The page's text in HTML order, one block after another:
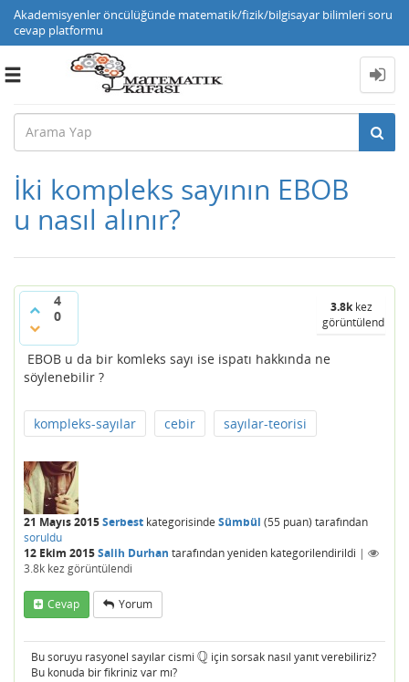
Akademisyenler öncülüğünde matematik/fizik/bilgisayar bilimleri soru
cevap platformu
Toggle
İki kompleks sayının EBOB
u nasıl alınır?
4
0
3.8kkez
görüntülendi
EBOB u da bir komleks sayı ise ispatı hakkında ne
söylenebilir ?
kompleks-sayılar cebir sayılar-teorisi
21 Mayıs 2015Serbest kategorisinde Sümbül (55 puan) tarafından
soruldu
12 Ekim 2015Salih Durhan tarafındanyeniden kategorilendirildi |
3.8k kez görüntülendi
Cevap Yorum
Bu soruyu rasyonel sayılar cismi Q
Q için sorsak nasıl yanıt verebiliriz?
Bu konuda bir fikriniz var mı?